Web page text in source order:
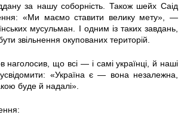
за нашу соборність. Також шейх Саід
«Ми маємо ставити велику мету», —
мусульман. І одним із таких завдань,
звільнення окупованих територій.
наголосив, що всі — і самі українці, й наші
«Україна є — вона незалежна,
буде й надалі».